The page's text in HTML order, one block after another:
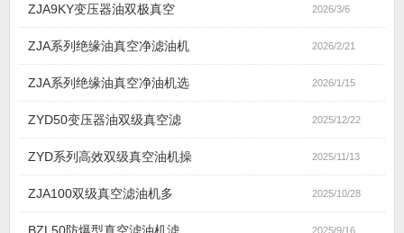
ZJA9KY变压器油双极真空 2026/3/6
ZJA系列绝缘油真空净滤油机 2026/2/21
ZJA系列绝缘油真空净油机选 2026/1/15
ZYD50变压器油双级真空滤 2025/12/22
ZYD系列高效双级真空油机操 2025/11/13
ZJA100双级真空滤油机多 2025/10/28
2025/9/16